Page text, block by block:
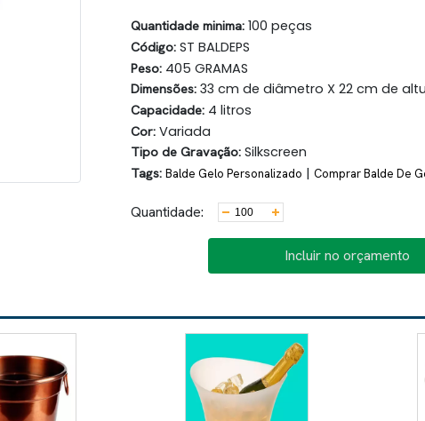
Quantidade minima: 100 peças
Código: ST BALDEPS
Peso: 405 GRAMAS
Dimensões: 33 cm de diâmetro X 22 cm de
Capacidade: 4 litros
Cor: Variada
Tipo de Gravação: Silkscreen
Tags: Balde Gelo Personalizado | Comprar Balde De
Quantidade:
Incluir no orçamento